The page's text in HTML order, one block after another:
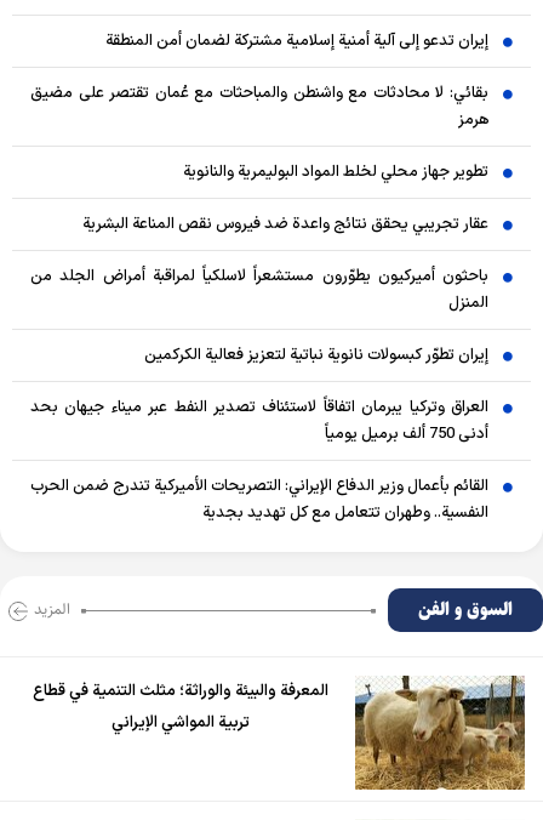
إيران تدعو إلى آلية أمنية إسلامية مشتركة لضمان أمن المنطقة
بقائي: لا محادثات مع واشنطن والمباحثات مع عُمان تقتصر على مضيق
هرمز
تطوير جهاز محلي لخلط المواد البوليمرية والنانوية
عقار تجريبي يحقق نتائج واعدة ضد فيروس نقص المناعة البشرية
باحثون أميركيون يطوّرون مستشعراً لاسلكياً لمراقبة أمراض الجلد من
المنزل
إيران تطوّر كبسولات نانوية نباتية لتعزيز فعالية الكركمين
العراق وتركيا يبرمان اتفاقاً لاستئناف تصدير النفط عبر ميناء جيهان بحد
أدنى 750 ألف برميل يومياً
القائم بأعمال وزير الدفاع الإيراني: التصريحات الأميركية تندرج ضمن الحرب
النفسية.. وطهران تتعامل مع كل تهديد بجدية
السوق و الفن المزید
المعرفة والبيئة والوراثة؛ مثلث التنمية في قطاع
تربية المواشي الإيراني